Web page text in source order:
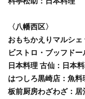
〈八幡西区〉
おもちかえりマルシェ
ビストロ・ブッフド
日本料理 古仙：日本
はつしろ黒崎店：魚料
板前厨房わざわざ：居